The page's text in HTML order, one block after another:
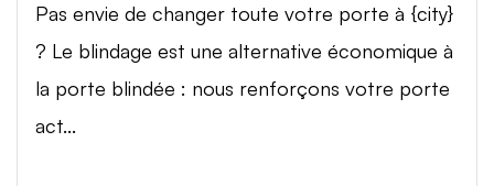
Pas envie de changer toute votre porte à {city}
? Le blindage est une alternative économique à
la porte blindée : nous renforçons votre porte
act...